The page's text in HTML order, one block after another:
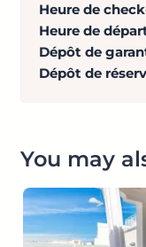
Heure de
Heure de
Dépôt de
Dépôt de
You may